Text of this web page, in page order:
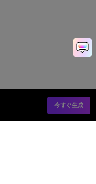
今すぐ生成